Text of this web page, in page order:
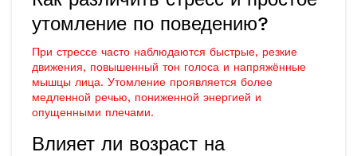
утомление по поведению?
При стрессе часто наблюдаются быстрые, резкие
движения, повышенный тон голоса и напряжённые
мышцы лица. Утомление проявляется более
медленной речью, пониженной энергией и
опущенными плечами.
Влияет ли возраст на